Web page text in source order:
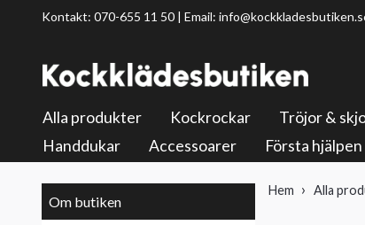
Kontakt: 070-655 11 50 | Email:
Alla produkter Kockrockar Tröjor &
Handdukar
Accessoarer Första hjälpen
Om butiken
Hem Alla